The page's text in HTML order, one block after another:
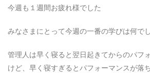
今週も１週間お疲れ様でした
みなさまにとって今週の一番の学びは何で
管理人は早く寝ると翌日起きてからのパフ
けど、早く寝すぎるとパフォーマンスが落